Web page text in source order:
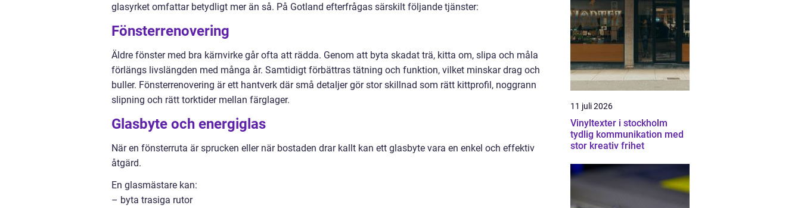
glasyrket omfattar betydligt mer än så. På Gotland efterfrågas särskilt följande tjänster:
Fönsterrenovering
Äldre fönster med bra kärnvirke går ofta att rädda. Genom att byta skadat trä, kitta om, slipa och måla
förlängs livslängden med många år. Samtidigt förbättras tätning och funktion, vilket minskar drag och
buller. Fönsterrenovering är ett hantverk där små detaljer gör stor skillnad som rätt kittprofil, noggrann
slipning och rätt torktider mellan färglager.
Glasbyte och energiglas
När en fönsterruta är sprucken eller när bostaden drar kallt kan ett glasbyte vara en enkel och effektiv
åtgärd.
En glasmästare kan:
– byta trasiga rutor
11 juli 2026
Vinyltexter i stockholm
tydlig kommunikation med
stor kreativ frihet